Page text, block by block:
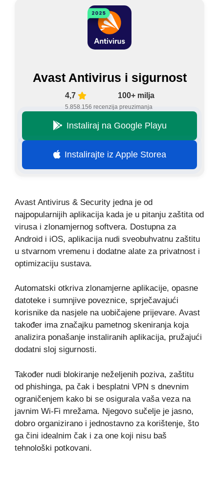
Avast Antivirus i sigurnost
4,7
5.858.156 recenzija
100+ milja
preuzimanja
Instaliraj na Google Playu
Instalirajte iz Apple Storea
Avast Antivirus & Security jedna je od
najpopularnijih aplikacija kada je u pitanju zaštita od
virusa i zlonamjernog softvera. Dostupna za
Android i iOS, aplikacija nudi sveobuhvatnu zaštitu
u stvarnom vremenu i dodatne alate za privatnost i
optimizaciju sustava.
Automatski otkriva zlonamjerne aplikacije, opasne
datoteke i sumnjive poveznice, sprječavajući
korisnike da nasjele na uobičajene prijevare. Avast
također ima značajku pametnog skeniranja koja
analizira ponašanje instaliranih aplikacija, pružajući
dodatni sloj sigurnosti.
Također nudi blokiranje neželjenih poziva, zaštitu
od phishinga, pa čak i besplatni VPN s dnevnim
ograničenjem kako bi se osigurala vaša veza na
javnim Wi-Fi mrežama. Njegovo sučelje je jasno,
dobro organizirano i jednostavno za korištenje, što
ga čini idealnim čak i za one koji nisu baš
tehnološki potkovani.